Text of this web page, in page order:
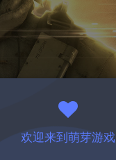
欢迎来到萌芽游戏